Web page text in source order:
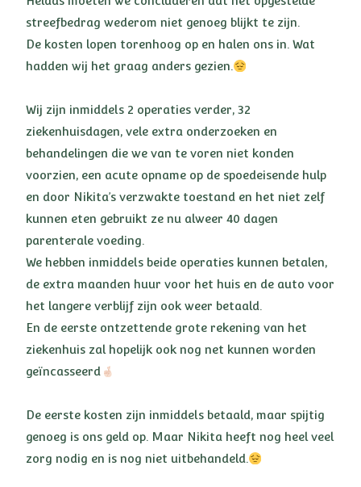
streefbedrag wederom niet genoeg blijkt te zijn.
De kosten lopen torenhoog op en halen ons in. Wat
hadden wij het graag anders gezien.
Wij zijn inmiddels 2 operaties verder, 32
ziekenhuisdagen, vele extra onderzoeken en
behandelingen die we van te voren niet konden
voorzien, een acute opname op de spoedeisende hulp
en door Nikita’s verzwakte toestand en het niet zelf
kunnen eten gebruikt ze nu alweer 40 dagen
parenterale voeding.
We hebben inmiddels beide operaties kunnen betalen,
de extra maanden huur voor het huis en de auto voor
het langere verblijf zijn ook weer betaald.
En de eerste ontzettende grote rekening van het
ziekenhuis zal hopelijk ook nog net kunnen worden
geïncasseerd
De eerste kosten zijn inmiddels betaald, maar spijtig
genoeg is ons geld op. Maar Nikita heeft nog heel veel
zorg nodig en is nog niet uitbehandeld.